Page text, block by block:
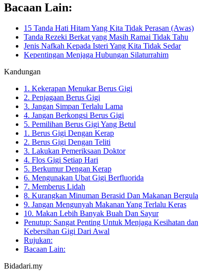
Bacaan Lain:
15 Tanda Hati Hitam Yang Kita Tidak Perasan (Awas)
Tanda Rezeki Berkat yang Masih Ramai Tidak Tahu
Jenis Nafkah Kepada Isteri Yang Kita Tidak Sedar
Kepentingan Menjaga Hubungan Silaturrahim
Kandungan
1. Kekerapan Menukar Berus Gigi
2. Penjagaan Berus Gigi
3. Jangan Simpan Terlalu Lama
4. Jangan Berkongsi Berus Gigi
5. Pemilihan Berus Gigi Yang Betul
1. Berus Gigi Dengan Kerap
2. Berus Gigi Dengan Teliti
3. Lakukan Pemeriksaan Doktor
4. Flos Gigi Setiap Hari
5. Berkumur Dengan Kerap
6. Mengunakan Ubat Gigi Berfluorida
7. Memberus Lidah
8. Kurangkan Minuman Berasid Dan Makanan Bergula
9. Jangan Mengunyah Makanan Yang Terlalu Keras
10. Makan Lebih Banyak Buah Dan Sayur
Penutup: Sangat Penting Untuk Menjaga Kesihatan dan
Kebersihan Gigi Dari Awal
Rujukan:
Bacaan Lain:
Bidadari.my